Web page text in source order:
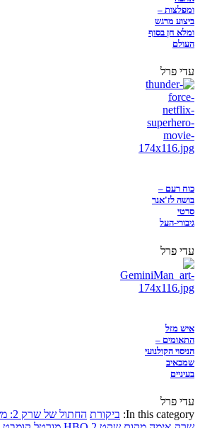
ומפלצות –
ביצוע מרגש
ומלא חן בסוף
העולם
עדי פרל
כוח רעם –
בושה לז'אנר
סרטי
גיבורי-העל
עדי פרל
איש מזל
התאומים –
הניסוי הקולנועי
שמכאיב
בעיניים
עדי פרל
In this category: ביקורת החתול של שרק 2: משאלה אחת ודי